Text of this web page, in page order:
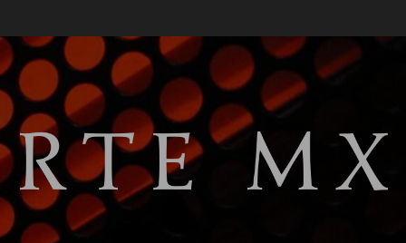
2
billete por centenario de la
Asociación de Scouts en
agosto 7, 2026
3
Internacional Portada
Desplome de la IA arrastra a
fondos estrella de Wall
Street
agosto 7, 2026